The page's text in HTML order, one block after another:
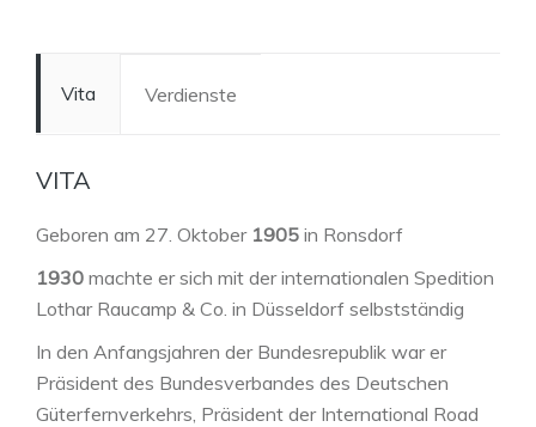
Vita Verdienste
VITA
Geboren am 27. Oktober 1905 in Ronsdorf
1930 machte er sich mit der internationalen Spedition
Lothar Raucamp & Co. in Düsseldorf selbstständig
In den Anfangsjahren der Bundesrepublik war er
Präsident des Bundesverbandes des Deutschen
Güterfernverkehrs, Präsident der International Road